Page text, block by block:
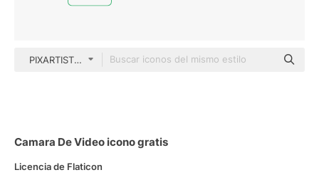
PIXARTIST Glyph
Camara De Video icono gratis
Licencia de Flaticon